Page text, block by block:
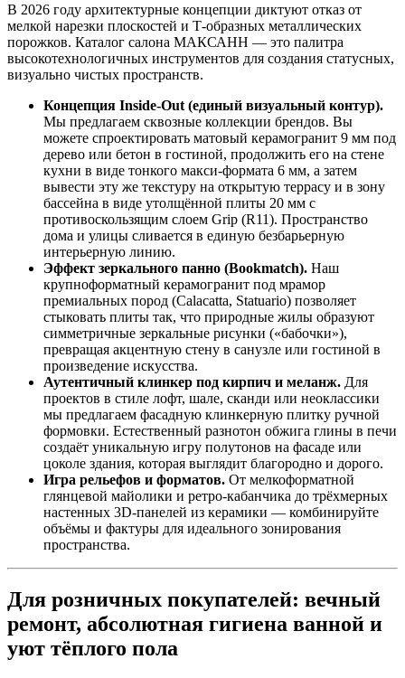
В 2026 году архитектурные концепции диктуют отказ от
мелкой нарезки плоскостей и Т‑образных металлических
порожков. Каталог салона МАКСАНН — это палитра
высокотехнологичных инструментов для создания статусных,
визуально чистых пространств.
Концепция Inside‑Out (единый визуальный контур).
Мы предлагаем сквозные коллекции брендов. Вы
можете спроектировать матовый керамогранит 9 мм под
дерево или бетон в гостиной, продолжить его на стене
кухни в виде тонкого макси‑формата 6 мм, а затем
вывести эту же текстуру на открытую террасу и в зону
бассейна в виде утолщённой плиты 20 мм с
противоскользящим слоем Grip (R11). Пространство
дома и улицы сливается в единую безбарьерную
интерьерную линию.
Эффект зеркального панно (Bookmatch). Наш
крупноформатный керамогранит под мрамор
премиальных пород (Calacatta, Statuario) позволяет
стыковать плиты так, что природные жилы образуют
симметричные зеркальные рисунки («бабочки»),
превращая акцентную стену в санузле или гостиной в
произведение искусства.
Аутентичный клинкер под кирпич и меланж. Для
проектов в стиле лофт, шале, сканди или неоклассики
мы предлагаем фасадную клинкерную плитку ручной
формовки. Естественный разнотон обжига глины в печи
создаёт уникальную игру полутонов на фасаде или
цоколе здания, которая выглядит благородно и дорого.
Игра рельефов и форматов. От мелкоформатной
глянцевой майолики и ретро‑кабанчика до трёхмерных
настенных 3D‑панелей из керамики — комбинируйте
объёмы и фактуры для идеального зонирования
пространства.
Для розничных покупателей: вечный
ремонт, абсолютная гигиена ванной и
уют тёплого пола